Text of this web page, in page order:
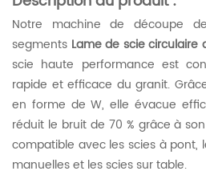
Notre machine de découpe
segments Lame de scie circulaire
scie haute performance est
rapide et efficace du granit.
en forme de W, elle évacue
réduit le bruit de 70 % grâce à
compatible avec les scies à pont,
manuelles et les scies sur table.